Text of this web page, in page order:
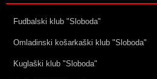
Fudbalski klub "Sloboda"
Omladinski košarkaški klub "Sloboda"
Kuglaški klub "Sloboda"